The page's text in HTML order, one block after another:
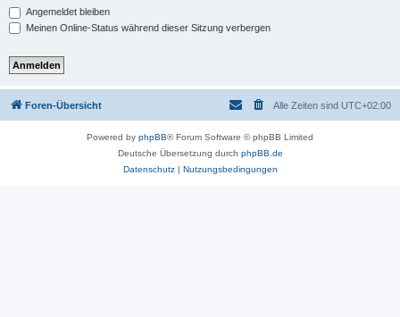
Angemeldet bleiben
Meinen Online-Status während dieser Sitzung verbergen
Foren-Übersicht Alle Zeiten sind UTC+02:00
Powered by phpBB® Forum Software © phpBB Limited
Deutsche Übersetzung durch phpBB.de
Datenschutz| Nutzungsbedingungen